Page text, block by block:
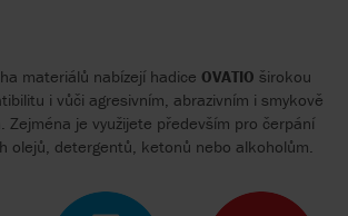
materiálů nabízejí hadice OVATIO širokou
i vůči agresivním, abrazivním i smykově
Zejména je využijete především pro čerpání
olejů, detergentů, ketonů nebo alkoholům.